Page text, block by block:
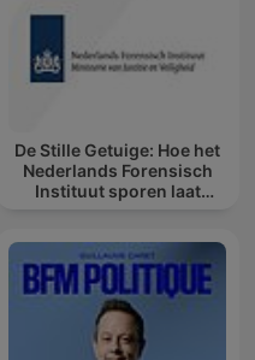
De Stille Getuige: Hoe het
Nederlands Forensisch
Instituut sporen laat